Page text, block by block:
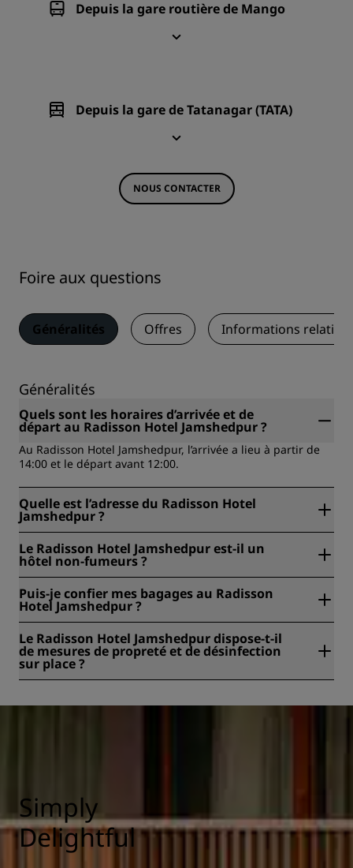
Depuis la gare routière de Mango
Depuis la gare de Tatanagar (TATA)
NOUS CONTACTER
Foire aux questions
Généralités Offres Informations
Généralités
Quels sont les horaires d’arrivée et de
départ au Radisson Hotel Jamshedpur ?
Au Radisson Hotel Jamshedpur, l’arrivée a lieu à partir de
14:00 et le départ avant 12:00.
Quelle est l’adresse du Radisson Hotel
Jamshedpur ?
Jamshedpur, Inde.
Le Radisson Hotel Jamshedpur est-il un
hôtel non-fumeurs ?
fumeur. Nous disposons de chambres fumeurs à la
demande et sous réserve de disponibilité.
Puis-je confier mes bagages au Radisson
Hotel Jamshedpur ?
Hotel Jamshedpur.
Le Radisson Hotel Jamshedpur dispose-t-il
de mesures de propreté et de désinfection
sur place ?
Simply
Delightful